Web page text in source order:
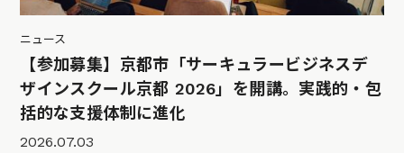
ニュース
【参加募集】京都市「サーキュラービジネスデ
ザインスクール京都 2026」を開講。実践的・包
括的な支援体制に進化
2026.07.03